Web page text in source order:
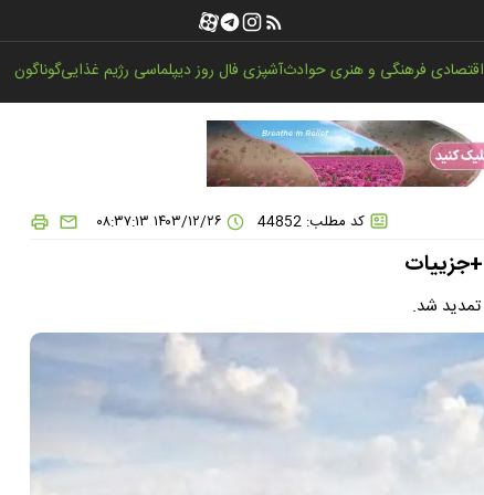
اقتصادیفرهنگی و هنریحوادثآشپزیفال روزدیپلماسی رژیم غذاییگوناگون
کد مطلب: 44852